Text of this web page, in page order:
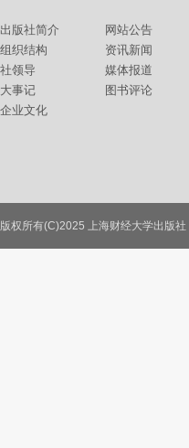
出版社简介
组织结构
社领导
大事记
企业文化
网站公告
资讯新闻
媒体报道
图书评论
联系我们
版权所有(C)2025 上海财经大学出版社